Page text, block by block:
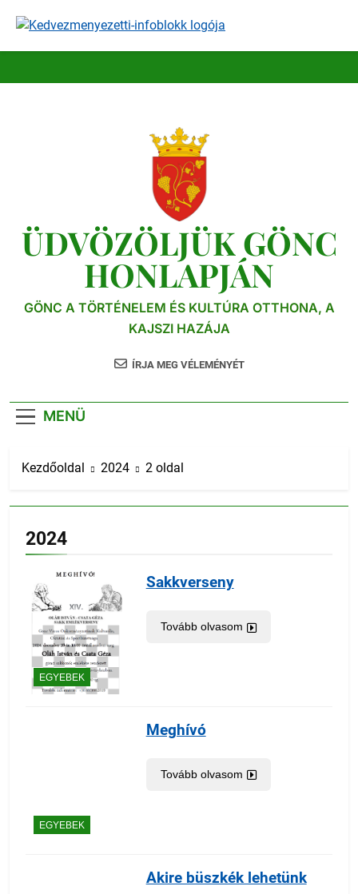
ÜDVÖZÖLJÜK GÖNC
HONLAPJÁN
GÖNC A TÖRTÉNELEM ÉS KULTÚRA OTTHONA, A
KAJSZI HAZÁJA
ÍRJA MEG VÉLEMÉNYÉT
MENÜ
Kezdőoldal 2024 2 oldal
2024
EGYEBEK
Sakkverseny
Tovább olvasom
EGYEBEK
Meghívó
Tovább olvasom
Akire büszkék lehetünk